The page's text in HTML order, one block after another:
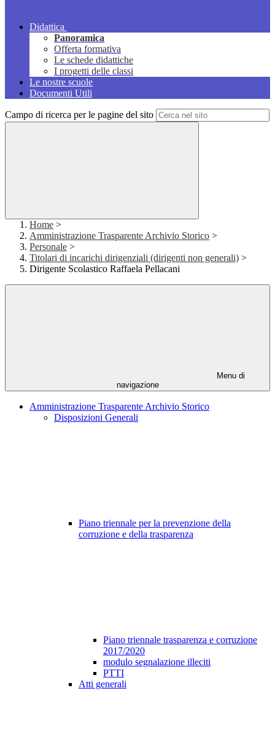
Didattica
Panoramica
Offerta formativa
Le schede didattiche
I progetti delle classi
Le nostre scuole
Documenti Utili
Campo di ricerca per le pagine del sito
Home >
Amministrazione Trasparente Archivio Storico >
Personale >
Titolari di incarichi dirigenziali (dirigenti non generali) >
Dirigente Scolastico Raffaela Pellacani
Menu di
navigazione
Amministrazione Trasparente Archivio Storico
Disposizioni Generali
Piano triennale per la prevenzione della
corruzione e della trasparenza
Piano triennale trasparenza e corruzione
2017/2020
modulo segnalazione illeciti
PTTI
Atti generali